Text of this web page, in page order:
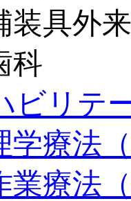
装具外来
科
ビリテ
学療法（
業療法（